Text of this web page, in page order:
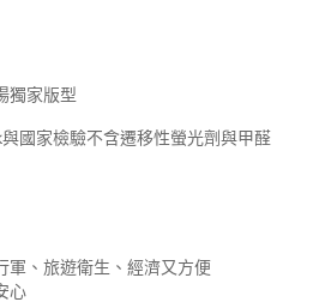
獨家版型
國家檢驗不含遷移性螢光劑與甲醛
軍、旅遊衛生、經濟又方便
心